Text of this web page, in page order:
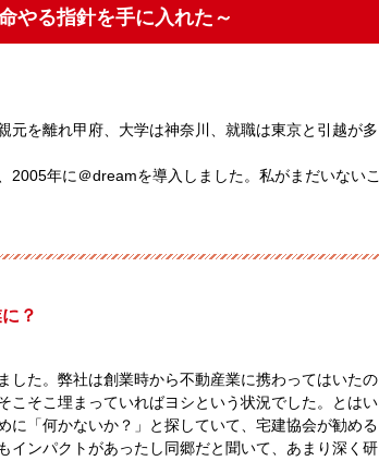
やる指針を手に入れた～
元を離れ甲府、大学は神奈川、就職は東京と引越が多
年に＠dreamを導入しました。私がまだいないこ
？
した。弊社は創業時から不動産業に携わってはいたの
そこ埋まっていればヨシという状況でした。とはい
に「何かないか？」と探していて、宅建協会が勧める
インパクトがあったし同郷だと聞いて、あまり深く研